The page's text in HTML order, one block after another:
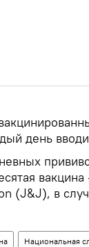
день
(J&J), в
Национальная